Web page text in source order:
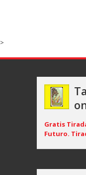
>
Gratis
Futuro.